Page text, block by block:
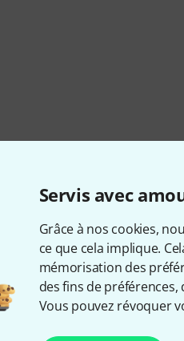
Servis avec
Grâce à nos cookies,
ce que cela implique.
mémorisation des
des fins de
Vous pouvez révoquer
Aimez-